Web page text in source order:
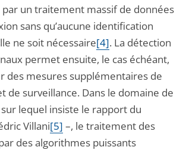
un traitement massif de données
sans qu’aucune identification
ne soit nécessaire[4]. La détection
permet ensuite, le cas échéant,
des mesures supplémentaires de
de surveillance. Dans le domaine de
sur lequel insiste le rapport du
Villani[5] –, le traitement des
des algorithmes puissants